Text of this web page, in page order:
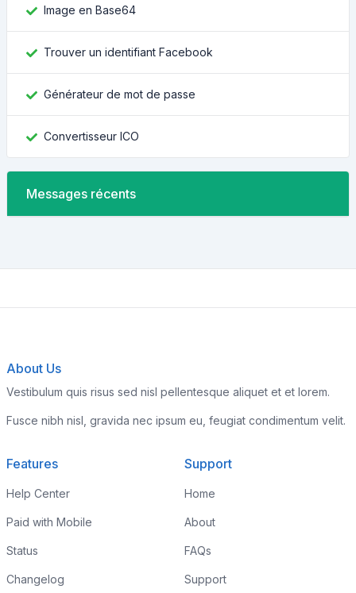
Image en Base64
Trouver un identifiant Facebook
Générateur de mot de passe
Convertisseur ICO
Messages récents
About Us
Vestibulum quis risus sed nisl pellentesque aliquet et et lorem.
Fusce nibh nisl, gravida nec ipsum eu, feugiat condimentum velit.
Features
Help Center
Paid with Mobile
Status
Changelog
Support
Home
About
FAQs
Support